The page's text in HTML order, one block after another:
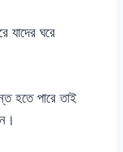
ঘরে
পারে তাই